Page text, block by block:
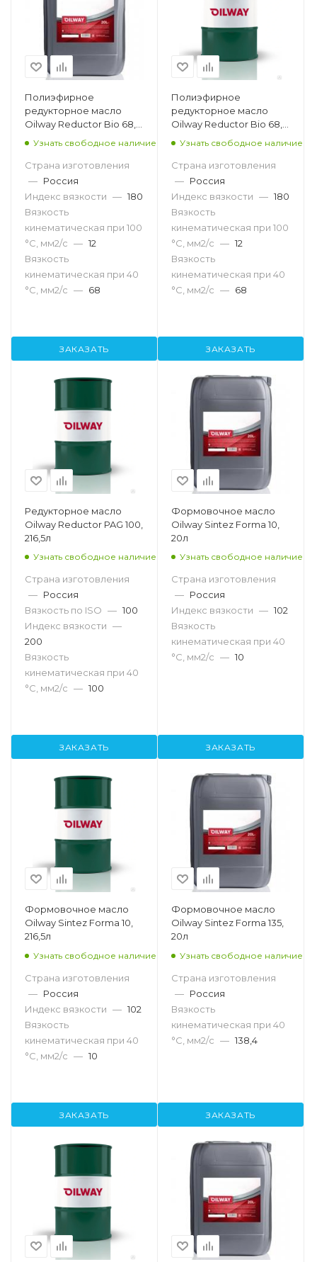
Полиэфирное
редукторное масло
Oilway Reductor Bio 68,
20лУзнать свободное наличие
Страна изготовления
— Россия
Индекс вязкости — 180
Вязкость
кинематическая при 100
°С, мм2/с — 12
Вязкость
кинематическая при 40
°С, мм2/с — 68
ЗАКАЗАТЬ
Полиэфирное
редукторное масло
Oilway Reductor Bio 68,
216,5л
Узнать свободное наличие
Страна изготовления
— Россия
Индекс вязкости — 180
Вязкость
кинематическая при 100
°С, мм2/с — 12
Вязкость
кинематическая при 40
°С, мм2/с — 68
ЗАКАЗАТЬ
Редукторное масло
Oilway Reductor PAG 100,
216,5л
Узнать свободное наличие
Страна изготовления
— Россия
Вязкость по ISO — 100
Индекс вязкости —
200
Вязкость
кинематическая при 40
°С, мм2/с — 100
ЗАКАЗАТЬ
Формовочное масло
Oilway Sintez Forma 10,
20л
Узнать свободное наличие
Страна изготовления
— Россия
Индекс вязкости — 102
Вязкость
кинематическая при 40
°С, мм2/с — 10
ЗАКАЗАТЬ
Формовочное масло
Oilway Sintez Forma 10,
216,5л
Узнать свободное наличие
Страна изготовления
— Россия
Индекс вязкости — 102
Вязкость
кинематическая при 40
°С, мм2/с — 10
ЗАКАЗАТЬ
Формовочное масло
Oilway Sintez Forma 135,
20л
Узнать свободное наличие
Страна изготовления
— Россия
Вязкость
кинематическая при 40
°С, мм2/с — 138,4
ЗАКАЗАТЬ